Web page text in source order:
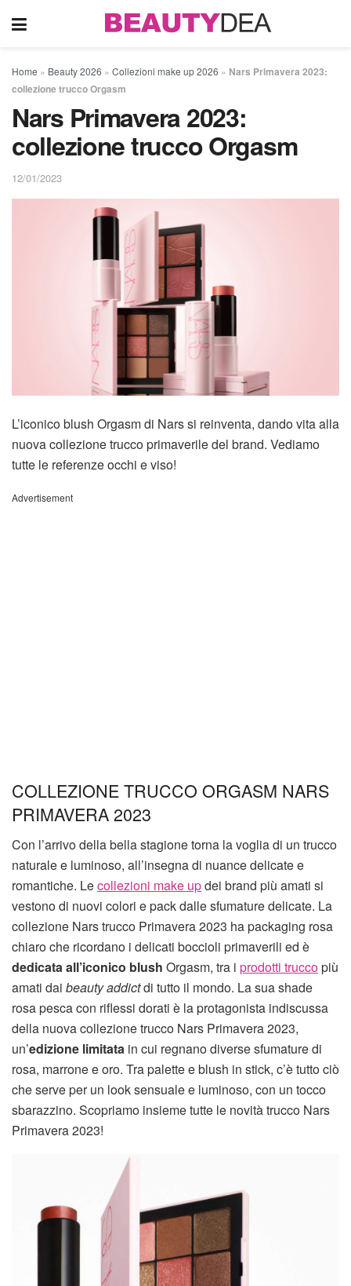
Home » Beauty 2026 » Collezioni make up 2026 » Nars Primavera 2023:
collezione trucco Orgasm
Nars Primavera 2023:
collezione trucco Orgasm
12/01/2023
L’iconico blush Orgasm di Nars si reinventa, dando vita alla
nuova collezione trucco primaverile del brand. Vediamo
tutte le referenze occhi e viso!
Advertisement
COLLEZIONE TRUCCO ORGASM NARS
PRIMAVERA 2023
Con l’arrivo della bella stagione torna la voglia di un trucco
naturale e luminoso, all’insegna di nuance delicate e
romantiche. Lecollezioni make updei brand più amati si
vestono di nuovi colori e pack dalle sfumature delicate. La
collezione Nars trucco Primavera 2023 ha packaging rosa
chiaro che ricordano i delicati boccioli primaverili ed è
dedicata all’iconico blush Orgasm, tra i prodotti truccopiù
amati dai beauty addictdi tutto il mondo. La sua shade
rosa pesca con riflessi dorati è la protagonista indiscussa
della nuova collezione trucco Nars Primavera 2023,
un’edizione limitata in cui regnano diverse sfumature di
rosa, marrone e oro. Tra palette e blush in stick, c’è tutto ciò
che serve per un look sensuale e luminoso, con un tocco
sbarazzino. Scopriamo insieme tutte le novità trucco Nars
Primavera 2023!